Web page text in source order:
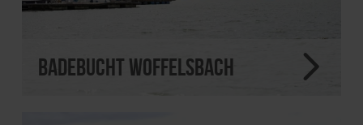
Badebucht Woffelsbach